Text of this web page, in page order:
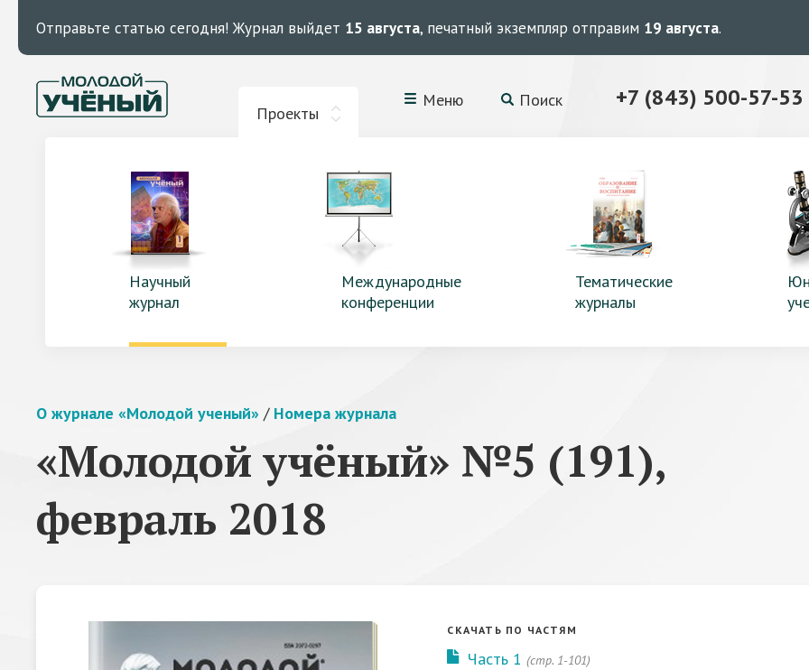
Отправьте статью сегодня! Журнал выйдет 15 августа, печатный экземпляр отправим 19 августа.
Проекты
Меню Поиск +7 (843) 500-57-53
Научный
журнал
Международные
конференции
Тематические
журналы
О журнале «Молодой ученый» / Номера журнала
«Молодой учёный» №5 (191),
февраль 2018
СКАЧАТЬ ПО ЧАСТЯМ
Часть 1 (стр. 1-101)